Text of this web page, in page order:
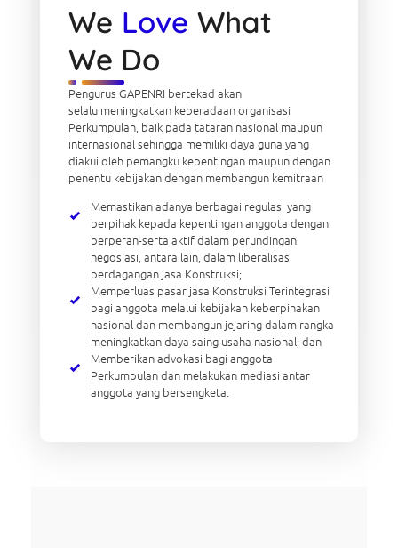
We Love What
We Do
Pengurus GAPENRI bertekad akan
selalu meningkatkan keberadaan organisasi
Perkumpulan, baik pada tataran nasional maupun
internasional sehingga memiliki daya guna yang
diakui oleh pemangku kepentingan maupun dengan
penentu kebijakan dengan membangun kemitraan
Memastikan adanya berbagai regulasi yang
berpihak kepada kepentingan anggota dengan
berperan-serta aktif dalam perundingan
negosiasi, antara lain, dalam liberalisasi
perdagangan jasa Konstruksi;
Memperluas pasar jasa Konstruksi Terintegrasi
bagi anggota melalui kebijakan keberpihakan
nasional dan membangun jejaring dalam rangka
meningkatkan daya saing usaha nasional; dan
Memberikan advokasi bagi anggota
Perkumpulan dan melakukan mediasi antar
anggota yang bersengketa.